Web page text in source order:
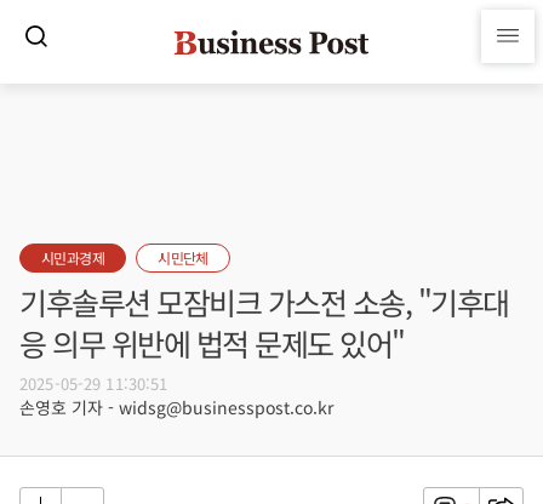
시민과경제 시민단체
기후솔루션 모잠비크 가스전 소송, "기후대
응 의무 위반에 법적 문제도 있어"
2025-05-29 11:30:51
손영호 기자 - widsg@businesspost.co.kr